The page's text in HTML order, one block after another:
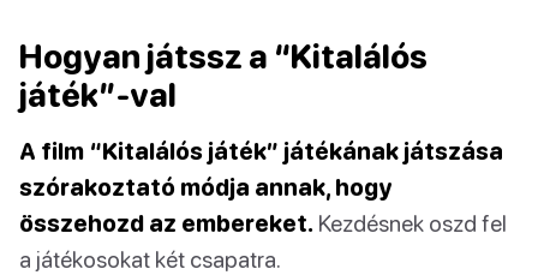
Hogyan játssz a “Kitalálós
játék”-val
A film “Kitalálós játék” játékának játszása
szórakoztató módja annak, hogy
összehozd az embereket. Kezdésnek oszd fel
a játékosokat két csapatra.